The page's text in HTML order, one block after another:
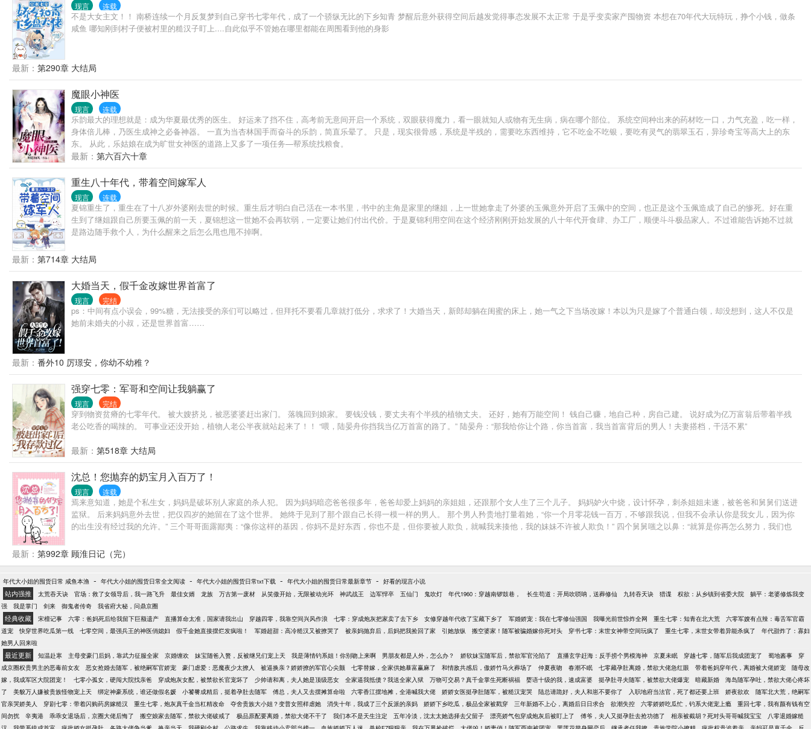
现言 连载
不是大女主文！！ 南桥连续一个月反复梦到自己穿书七零年代，成了一个骄纵无比的下乡知青 梦醒后意外获得空间后越发觉得事态发展不太正常 于是乎变卖家产囤物资 本想在70年代大玩特玩，挣个小钱，做条
咸鱼 哪知刚到村子便被村里的糙汉子盯上....自此似乎不管她在哪里都能在周围看到他的身影
最新： 第290章 大结局
魔眼小神医
现言 连载
乐韵最大的理想就是：成为华夏最优秀的医生。 好运来了挡不住，高考前无意间开启一个系统，双眼获得魔力，看一眼就知人或物有无生病，病在哪个部位。 系统空间种出来的药材吃一口，力气充盈，吃一样，
身体倍儿棒，乃医生成神之必备神器。 一直为当杏林国手而奋斗的乐韵，简直乐晕了。 只是，现实很骨感，系统是半残的，需要吃东西维持，它不吃金不吃银，要吃有灵气的翡翠玉石，异珍奇宝等高大上的东
东。 从此，乐姑娘在成为旷世女神医的道路上又多了一项任务—帮系统找粮食。
最新： 第六百六十章
重生八十年代，带着空间嫁军人
现言 连载
夏锦重生了，重生在了十八岁外婆刚去世的时候。重生后才明白自己活在一本书里，书中的主角是家里的继姐，上一世她拿走了外婆的玉佩意外开启了玉佩中的空间，也正是这个玉佩造成了自己的惨死。好在重
生到了继姐跟自己所要玉佩的前一天，夏锦想这一世她不会再软弱，一定要让她们付出代价。于是夏锦利用空间在这个经济刚刚开始发展的八十年代开食肆、办工厂，顺便斗斗极品家人。不过谁能告诉她不过就
是路边随手救个人，为什么醒来之后怎么甩也甩不掉啊。
最新： 第714章 大结局
大婚当天，假千金改嫁世界首富了
现言 完结
ps：中间有点小误会，99%糖，无法接受的亲们可以略过，但拜托不要看几章就打低分，求求了！大婚当天，新郎却躺在闺蜜的床上，她一气之下当场改嫁！本以为只是嫁了个普通白领，却没想到，这人不仅是
她前未婚夫的小叔，还是世界首富……
最新： 番外10 厉璟安，你幼不幼稚？
强穿七零：军哥和空间让我躺赢了
现言 完结
穿到物资贫瘠的七零年代。 被大嫂挤兑，被恶婆婆赶出家门。 落魄回到娘家。 要钱没钱，要丈夫有个半残的植物丈夫。 还好，她有万能空间！ 钱自己赚，地自己种，房自己建。 说好成为亿万富翁后带着半残
老公吃香的喝辣的。 可事业还没开始，植物人老公半夜就站起来了！！ “喂，陆晏舟你挡我当亿万首富的路了。” 陆晏舟：“那我给你让个路，你当首富，我当首富背后的男人！夫妻搭档，干活不累”
最新： 第518章 大结局
沈总！您抛弃的奶宝月入百万了！
现言 连载
焉来意知道，她是个私生女，妈妈是破坏别人家庭的杀人犯。 因为妈妈暗恋爸爸很多年，爸爸却爱上妈妈的亲姐姐，还跟那个女人生了三个儿子。 妈妈妒火中烧，设计怀孕，刺杀姐姐未遂，被爸爸和舅舅们送进
监狱。 后来妈妈意外去世，把仅四岁的她留在了这个世界。 她终于见到了那个跟自己长得一模一样的男人。 那个男人矜贵地打量着她，“你一个月零花钱一百万，不够跟我说，但我不会承认你是我女儿，因为你
的出生没有经过我的允许。” 三个哥哥面露鄙夷：“像你这样的基因，你妈不是好东西，你也不是，但你要被人欺负，就喊我来揍他，我的妹妹不许被人欺负！” 四个舅舅嗤之以鼻：“就算是你再怎么努力，我们也
胆的顾小爷，顾小爷高傲地拉着她的手：“我带着你长大，我们俩组成一个新的家。” 她拎着小行李与家人告别，一群男人却齐齐黑了脸，将她强势搂在怀里，无论如何也不撒手。
最新： 第992章 顾淮日记（完）
年代大小姐的囤货日常 咸鱼本渔 - 年代大小姐的囤货日常全文阅读 - 年代大小姐的囤货日常txt下载 - 年代大小姐的囤货日常最新章节 - 好看的现言小说
站内强推 太荒吞天诀 官场：救了女领导后，我一路飞升 最佳女婿 龙族 万古第一废材 从笑傲开始，无限被动光环 神武战王 边军悍卒 五仙门 鬼吹灯 年代1960：穿越南锣鼓巷， 长生苟道：开局吹唢呐，送葬修仙 九转吞天诀 猎谍 权欲：从乡镇到省委大院
躺平：老婆修炼我变
强
我是掌门 剑来 御鬼者传奇 我省府大秘，问鼎京圈
经典收藏 宋檀记事 六零：爸妈死后给我留下巨额遗产 直播算命太准，国家请我出山 穿越四零，我靠空间兴风作浪 七零：穿成炮灰把家卖了去下乡 女修穿越年代收了宝藏下乡了 军婚娇宠：我在七零修仙强国 我曝光前世惊炸全网 重生七零：知青在北大荒
六零军嫂有点辣：毒舌军官霸
道宠
快穿世界吃瓜第一线 七零空间，最强兵王的神医俏媳妇 假千金她直接摆烂发疯啦！ 军婚超甜：高冷糙汉又被撩哭了 被亲妈抛弃后，后妈把我捡回了家 引她放纵 搬空婆家！随军被骗婚嫁你死对头 穿书七零：末世女神带空间玩疯了 重生七零，末世女带着异能杀疯了
年代甜炸了：寡妇
她男人回来啦
最近更新 知温赴寒 主母变豪门后妈，靠武力征服全家 京婚缠欢 妹宝随爸入赘，反被继兄们宠上天 我是薄情钓系姐！你别吻上来啊 男朋友都是人外，怎么办？ 娇软妹宝随军后，禁欲军官沦陷了 直播玄学赶海：反手捞个男模海神 京夏未眠 穿越七零，随军后我成团宠了 蜀地酱事
穿
成京圈权贵男主的恶毒前女友
恶女抢婚去随军，被绝嗣军官娇宠 豪门虐爱：恶魔夜少太撩人 被逼换亲？娇娇撩的军官心尖颤 七零替嫁，全家供她暴富赢麻了 和情敌共感后，傲娇竹马火葬场了 仲夏夜吻 春潮不眠 七零藏孕肚离婚，禁欲大佬急红眼 带着爸妈穿年代，离婚被大佬娇宠
随母改
嫁，我成军区大院团宠！
七零小孤女，硬闯大院找亲爸 穿成炮灰女配，被禁欲长官宠坏了 少帅请和离，夫人她是顶级恶女 全家逼我抵债？我送全家入狱 万物可交易？真千金掌生死断祸福 婴语十级的我，速成富婆 挺孕肚寻夫随军，被禁欲大佬爆宠 暗藏新婚
海岛随军孕吐，禁欲大佬心疼坏
了
美貌万人嫌被贵族怪物宠上天 绑定神豪系统，谁还做假名媛 小饕餮成精后，挺着孕肚去随军 傅总，夫人又去摆摊算命啦 六零香江摆地摊，全港喊我大佬 娇娇女医挺孕肚随军，被糙汉宠哭 陆总请跪好，夫人和崽不要你了 入职地府当法官，死了都还要上班 娇夜欲欢
随军北大荒，绝嗣军
官亲哭娇美人
穿剧七零：带着闪购药房嫁糙汉 重生七零，炮灰真千金当杠精改命 夺舍贵族大小姐？变普女照样虐她 消失十年，我成了三个反派的亲妈 娇娇下乡吃瓜，极品全家被戳穿 三年新婚不上心，离婚后日日求合 欲潮失控 六零娇娇吃瓜忙，钓系大佬宠上瘾
重回七零，我有颜有钱有空
间勿扰
辛夷港 乖乖女退场后，京圈大佬后悔了 搬空娘家去随军，禁欲大佬破戒了 极品原配要离婚，禁欲大佬不干了 我们本不是天生注定 五年冷淡，沈太太她选择去父留子 漂亮娇气包穿成炮灰后被盯上了 傅爷，夫人又挺孕肚去抢功德了 相亲被截胡？死对头哥哥喊我宝宝
八零退婚嫁糙